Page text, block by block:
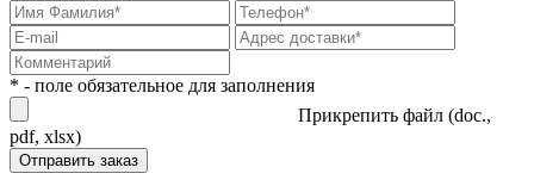
* - поле обязательное для заполнения
Прикрепить файл (doc.,
pdf, xlsx)